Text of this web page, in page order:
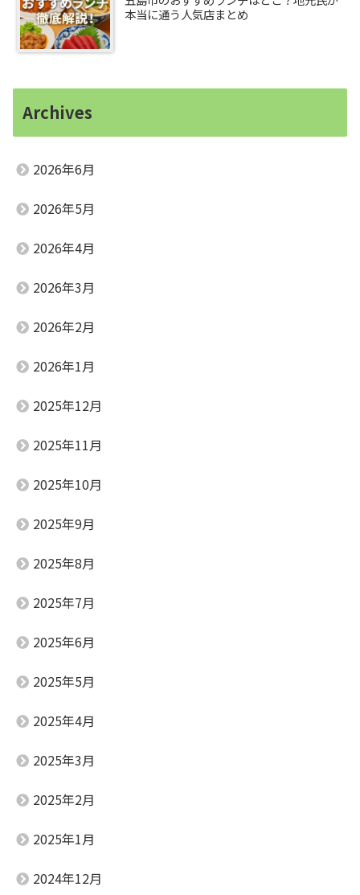
本当に通う人気店まとめ
Archives
2026年6月
2026年5月
2026年4月
2026年3月
2026年2月
2026年1月
2025年12月
2025年11月
2025年10月
2025年9月
2025年8月
2025年7月
2025年6月
2025年5月
2025年4月
2025年3月
2025年2月
2025年1月
2024年12月